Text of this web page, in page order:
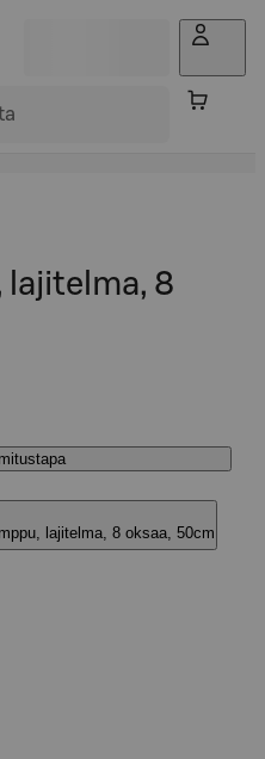
lajitelma, 8
lajitelma, 8 oksaa, 50cm